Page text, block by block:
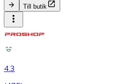
Till butik
4.3